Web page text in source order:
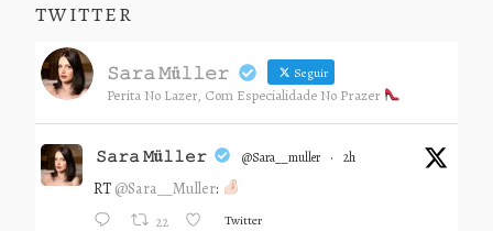
TWITTER
𝚂𝚊𝚛𝚊 𝙼ü𝚕𝚕𝚎𝚛 Seguir
Perita No Lazer, Com Especialidade No Prazer
𝚂𝚊𝚛𝚊 𝙼ü𝚕𝚕𝚎𝚛 @sara__muller · 2h
RT @Sara__Muller:
22 Twitter